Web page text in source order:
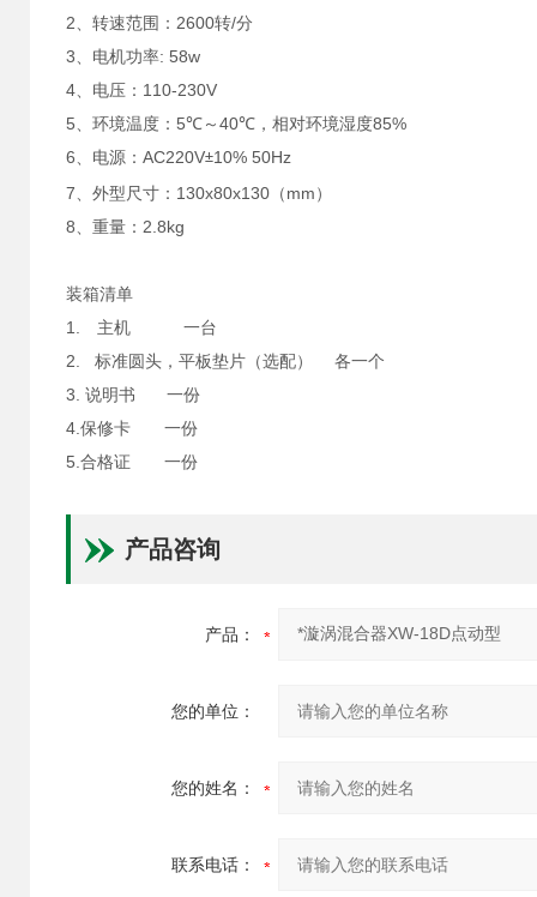
2、转速范围：2600转/分
3、电机功率: 58w
4、电压：110-230V
5、环境温度：5℃～40℃ ，相对环境湿度85%
6、电源：AC220V±10% 50Hz
7、外型尺寸：130x80x130（mm）
8、重量：2.8kg
装箱清单
1. 主机 一台
2. 标准圆头，平板垫片（选配） 各一个
3. 说明书 一份
4.保修卡 一份
5.合格证 一份
产品咨询
产品：
您的单位：
您的姓名：
联系电话：